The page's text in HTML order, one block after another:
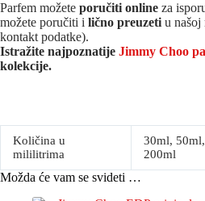
Parfem možete poručiti online za
možete poručiti i lično preuzetiu našoj
kontakt podatke).
Istražite najpoznatije Jimmy Choo
kolekcije.
Količina u
mililitrima
30ml,
200ml
Možda će vam se svideti …